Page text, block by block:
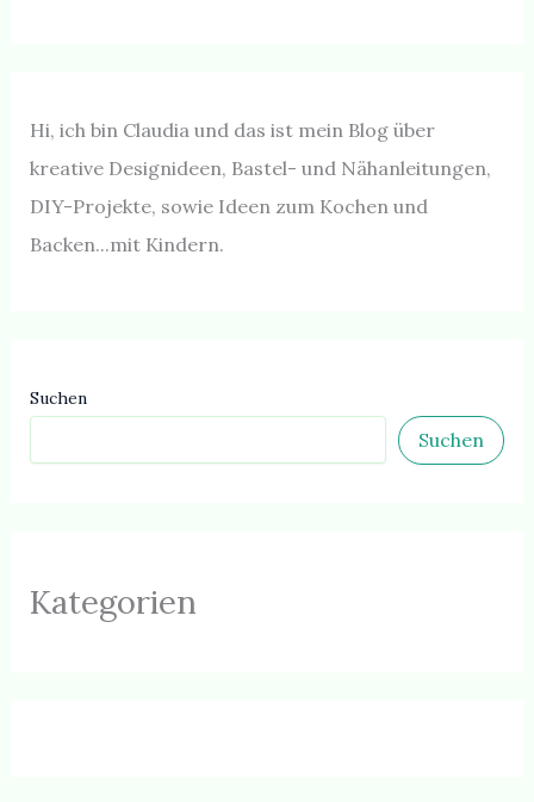
Hi, ich bin Claudia und das ist mein Blog über
kreative Designideen, Bastel- und Nähanleitungen,
DIY-Projekte, sowie Ideen zum Kochen und
Backen...mit Kindern.
Suchen
Suchen
Kategorien